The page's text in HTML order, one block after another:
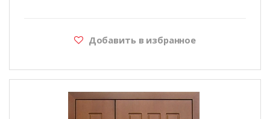
Добавить в избранное